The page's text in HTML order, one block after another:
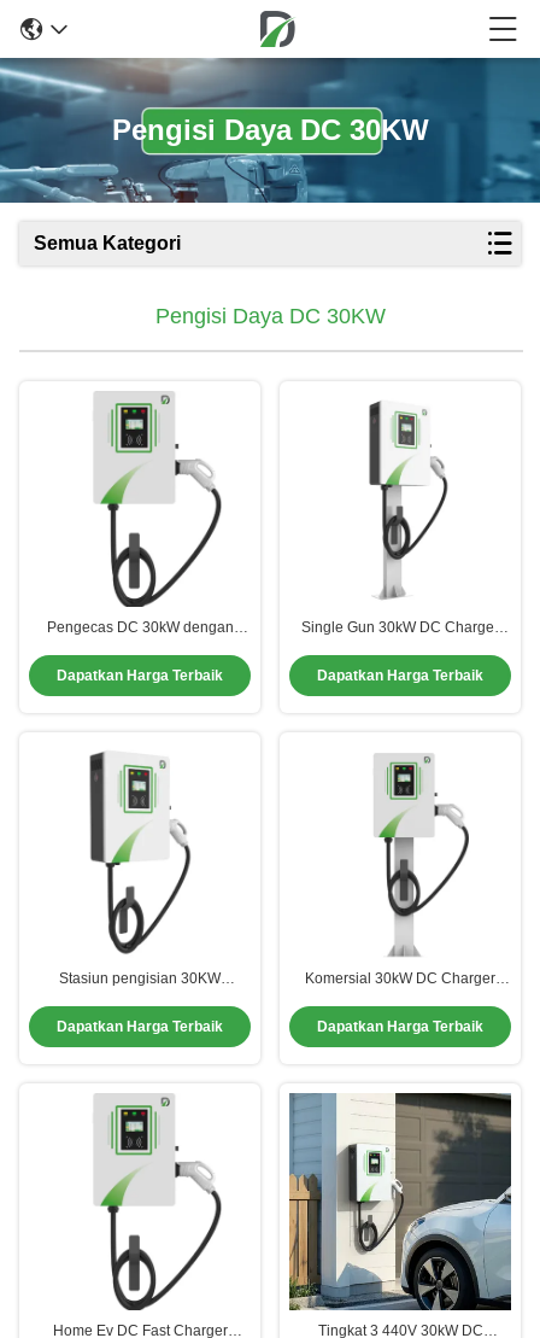
Pengisi Daya DC 30KW
Semua Kategori
Pengisi Daya DC 30KW
Pengecas DC 30kW dengan
komersial
Dapatkan Harga Terbaik
Single Gun 30kW DC Charger
Dapatkan Harga Terbaik
Stasiun pengisian 30KW
Ev Charger
Dapatkan Harga Terbaik
Komersial 30kW DC Charger
Korosi Lapisan
Dapatkan Harga Terbaik
Home Ev DC Fast Charger
Tingkat 3 440V 30kW DC